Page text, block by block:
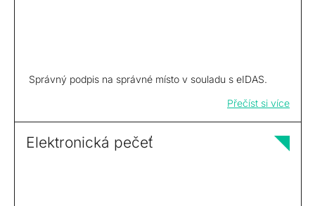
Správný podpis na správné místo v souladu s eIDAS.
Přečíst si více
Elektronická pečeť